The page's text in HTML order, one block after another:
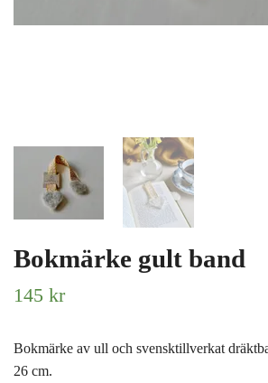
Bokmärke gult band
145 kr
Bokmärke av ull och svensktillverkat
26 cm.